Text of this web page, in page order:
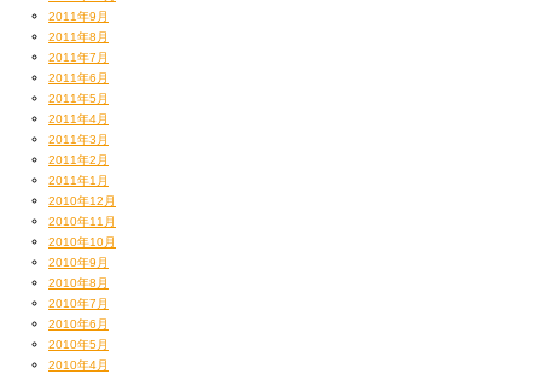
2011年9月
2011年8月
2011年7月
2011年6月
2011年5月
2011年4月
2011年3月
2011年2月
2011年1月
2010年12月
2010年11月
2010年10月
2010年9月
2010年8月
2010年7月
2010年6月
2010年5月
2010年4月